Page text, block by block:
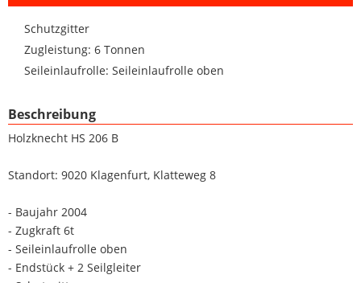
Schutzgitter
Zugleistung: 6 Tonnen
Seileinlaufrolle: Seileinlaufrolle oben
Beschreibung
Holzknecht HS 206 B
Standort: 9020 Klagenfurt, Klatteweg 8
- Baujahr 2004
- Zugkraft 6t
- Seileinlaufrolle oben
- Endstück + 2 Seilgleiter